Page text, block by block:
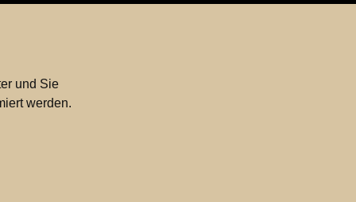
und Sie
werden.